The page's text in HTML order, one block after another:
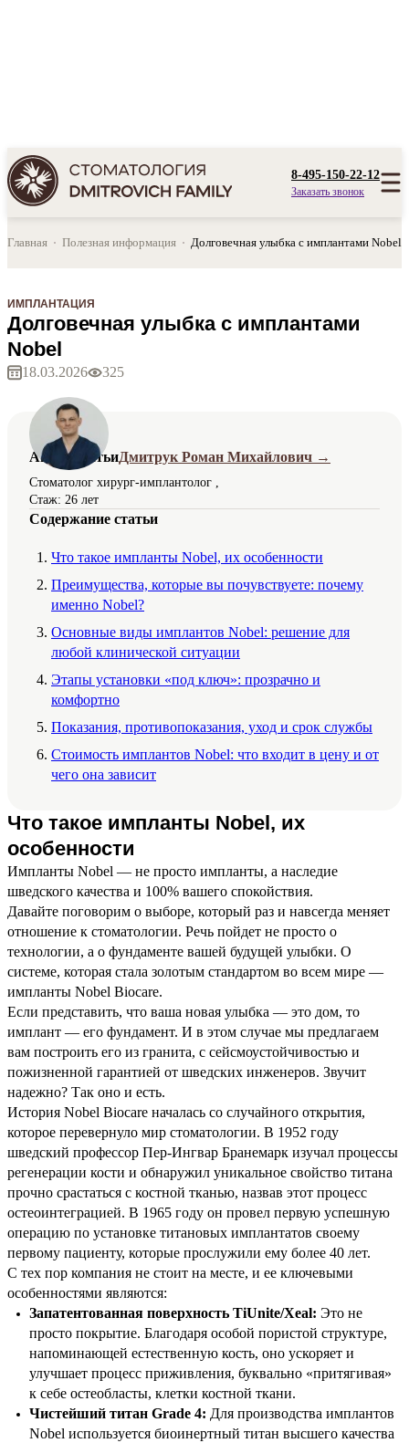
8-495-150-22-12
Заказать звонок
Главная Полезная информация Долговечная улыбка с имплантами Nobel
ИМПЛАНТАЦИЯ
Долговечная улыбка с имплантами
Nobel
18.03.2026 325
Автор статьиДмитрук Роман Михайлович →
Стоматолог хирург-имплантолог ,
Стаж: 26 лет
Содержание статьи
Что такое импланты Nobel, их особенности
Преимущества, которые вы почувствуете: почему
именно Nobel?
Основные виды имплантов Nobel: решение для
любой клинической ситуации
Этапы установки «под ключ»: прозрачно и
комфортно
Показания, противопоказания, уход и срок службы
Стоимость имплантов Nobel: что входит в цену и от
чего она зависит
Что такое импланты Nobel, их
особенности
Импланты Nobel — не просто импланты, а наследие
шведского качества и 100% вашего спокойствия.
Давайте поговорим о выборе, который раз и навсегда меняет
отношение к стоматологии. Речь пойдет не просто о
технологии, а о фундаменте вашей будущей улыбки. О
системе, которая стала золотым стандартом во всем мире —
импланты Nobel Biocare.
Если представить, что ваша новая улыбка — это дом, то
имплант — его фундамент. И в этом случае мы предлагаем
вам построить его из гранита, с сейсмоустойчивостью и
пожизненной гарантией от шведских инженеров. Звучит
надежно? Так оно и есть.
История Nobel Biocare началась со случайного открытия,
которое перевернуло мир стоматологии. В 1952 году
шведский профессор Пер-Ингвар Бранемарк изучал процессы
регенерации кости и обнаружил уникальное свойство титана
прочно срастаться с костной тканью, назвав этот процесс
остеоинтеграцией. В 1965 году он провел первую успешную
операцию по установке титановых имплантатов своему
первому пациенту, которые прослужили ему более 40 лет.
С тех пор компания не стоит на месте, и ее ключевыми
особенностями являются:
Запатентованная поверхность TiUnite/Xeal: Это не
просто покрытие. Благодаря особой пористой структуре,
напоминающей естественную кость, оно ускоряет и
улучшает процесс приживления, буквально «притягивая»
к себе остеобласты, клетки костной ткани.
Чистейший титан Grade 4: Для производства имплантов
Nobel используется биоинертный титан высшего качества